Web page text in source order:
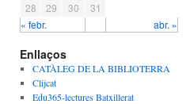
« febr. abr. »
28
29 30 31
Enllaços
CATÀLEG DE LA BIBLIOTERRA
Clijcat
Edu365-lectures Batxillerat